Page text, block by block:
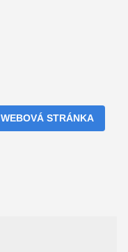
WEBOVÁ STRÁNKA